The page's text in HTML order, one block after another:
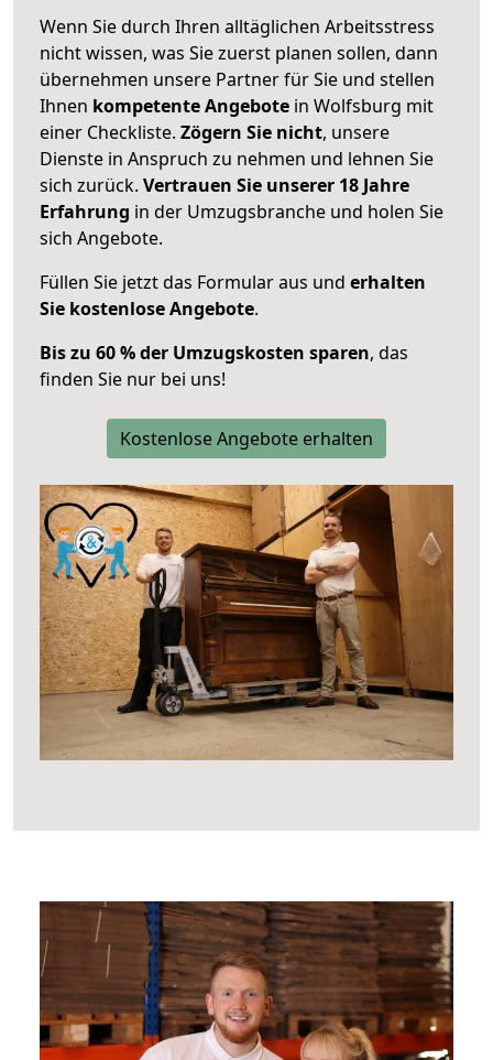
Wenn Sie durch Ihren alltäglichen Arbeitsstress
nicht wissen, was Sie zuerst planen sollen, dann
übernehmen unsere Partner für Sie und stellen
Ihnen kompetente Angebote in Wolfsburg mit
einer Checkliste. Zögern Sie nicht, unsere
Dienste in Anspruch zu nehmen und lehnen Sie
sich zurück. Vertrauen Sie unserer 18 Jahre
Erfahrung in der Umzugsbranche und holen Sie
sich Angebote.
Füllen Sie jetzt das Formular aus und erhalten
Sie kostenlose Angebote.
Bis zu 60 % der Umzugskosten sparen, das
finden Sie nur bei uns!
Kostenlose Angebote erhalten